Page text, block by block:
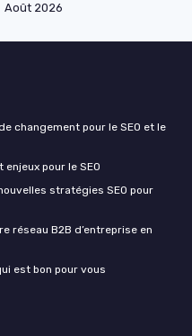
Août 2026
changement pour le SEO et le
pour le SEO
stratégies SEO pour
réseau B2B d’entreprise en
est bon pour vous